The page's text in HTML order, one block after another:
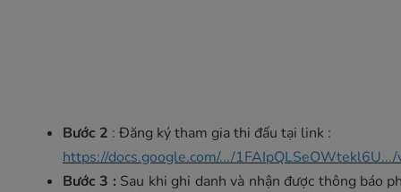
Bước 2 : Đăng ký tham gia thi đấu tại link :
https://docs.google.com/.../
Bước 3 : Sau khi ghi danh và nhận được thông báo